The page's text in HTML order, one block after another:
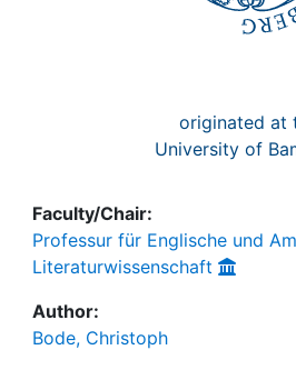
originated at
University of
Faculty/Chair:
Professur für Englische und
Literaturwissenschaft
Author:
Bode, Christoph